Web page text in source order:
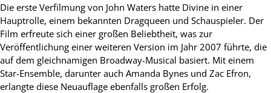
Die erste Verfilmung von John Waters hatte Divine in einer
Hauptrolle, einem bekannten Dragqueen und Schauspieler. Der
Film erfreute sich einer großen Beliebtheit, was zur
Veröffentlichung einer weiteren Version im Jahr 2007 führte, die
auf dem gleichnamigen Broadway-Musical basiert. Mit einem
Star-Ensemble, darunter auch Amanda Bynes und Zac Efron,
erlangte diese Neuauflage ebenfalls großen Erfolg.